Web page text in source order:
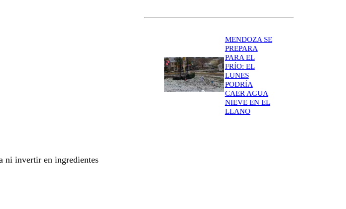
ni invertir en ingredientes
MENDOZA SE
PREPARA
PARA EL
FRÍO: EL
LUNES
PODRÍA
CAER AGUA
NIEVE EN EL
LLANO